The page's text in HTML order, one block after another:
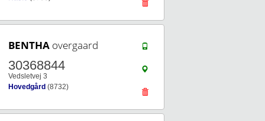
BENTHA overgaard
30368844
Vedsletvej 3
Hovedgård (8732)